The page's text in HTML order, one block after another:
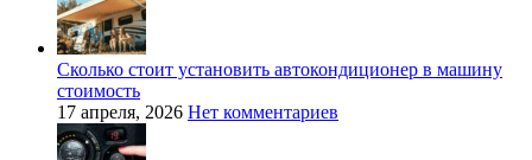
Сколько стоит установить автокондиционер в машину
стоимость
17 апреля, 2026 Нет комментариев